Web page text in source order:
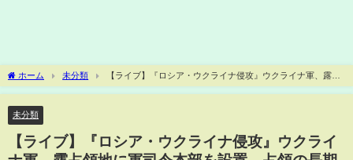
ホーム 未分類
【ライブ】『ロシア・ウクライナ侵攻』ウクライナ軍、露占
領地に軍司令本部を設置 占領の長期化狙いか / 米露二重国籍の女性に反逆罪で禁錮12
未分類
【ライブ】『ロシア・ウクライナ侵攻』ウクライ